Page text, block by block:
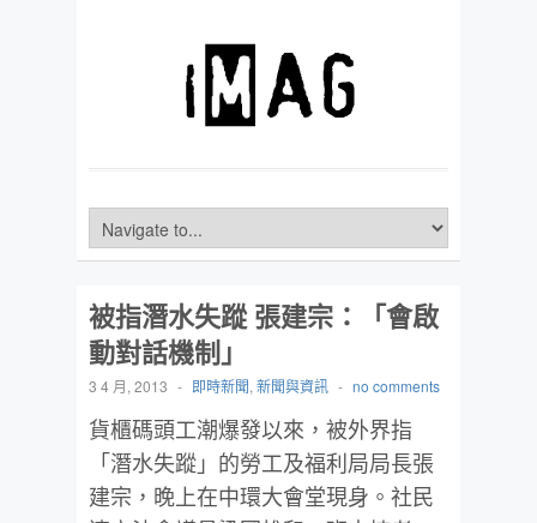
被指潛水失蹤 張建宗：「會啟
動對話機制」
3 4 月, 2013 - 即時新聞, 新聞與資訊 - no comments
貨櫃碼頭工潮爆發以來，被外界指
「潛水失蹤」的勞工及福利局局長張
建宗，晚上在中環大會堂現身。社民